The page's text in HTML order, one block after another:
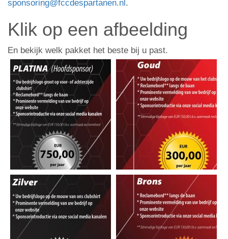
sponsoring@fccdespartanen.nl.
Klik op een afbeelding
En bekijk welk pakket het beste bij u past.